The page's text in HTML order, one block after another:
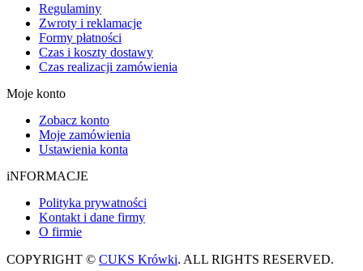
Regulaminy
Zwroty i reklamacje
Formy płatności
Czas i koszty dostawy
Czas realizacji zamówienia
Moje konto
Zobacz konto
Moje zamówienia
Ustawienia konta
iNFORMACJE
Polityka prywatności
Kontakt i dane firmy
O firmie
COPYRIGHT © CUKS Krówki. ALL RIGHTS RESERVED.